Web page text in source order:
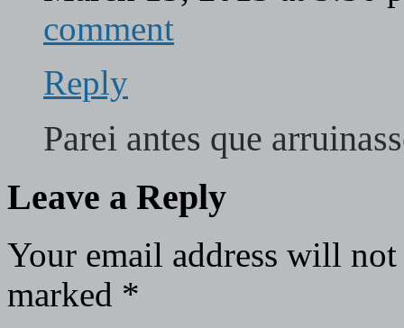
comment
Reply
Parei antes que
Leave a Reply
Your email address will
marked *